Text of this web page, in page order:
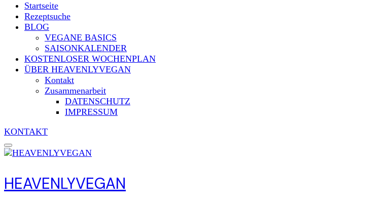
Startseite
Rezeptsuche
BLOG
VEGANE BASICS
SAISONKALENDER
KOSTENLOSER WOCHENPLAN
ÜBER HEAVENLYVEGAN
Kontakt
Zusammenarbeit
DATENSCHUTZ
IMPRESSUM
KONTAKT
HEAVENLYVEGAN